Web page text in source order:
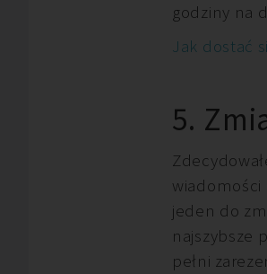
godziny na
Jak dostać
5.
wiadomości
jeden do
najszybsze
pełni